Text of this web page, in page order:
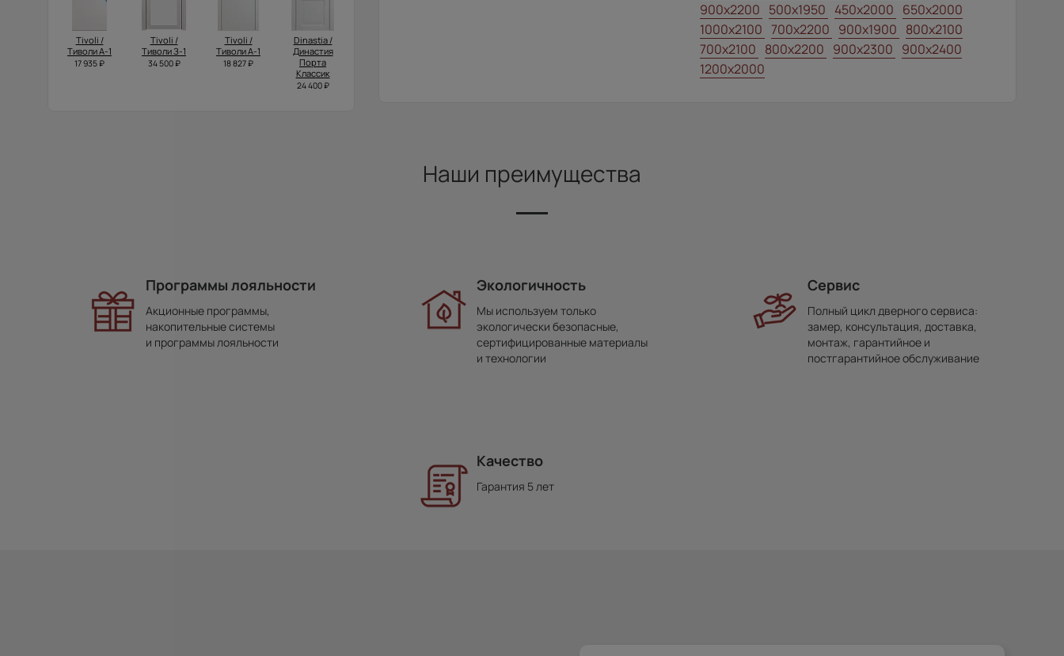
Tivoli /
Тиволи А-1
17 935 ₽
Tivoli /
Тиволи З-1
34 500 ₽
Tivoli /
Тиволи А-1
18 827 ₽
Dinastia /
Династия
Порта
Классик
24 400 ₽
900x2200 500x1950 450x2000 650x2000
1000x2100 700x2200 900x1900 800x2100
700x2100 800x2200 900x2300 900x2400
1200x2000
Наши преимущества
Программы лояльности
Акционные программы,
накопительные системы
и программы лояльности
Экологичность
Мы используем только
экологически безопасные,
сертифицированные материалы
и технологии
Сервис
Полный цикл дверного сервиса:
замер, консультация, доставка,
монтаж, гарантийное и
постгарантийное обслуживание
Качество
Гарантия 5 лет